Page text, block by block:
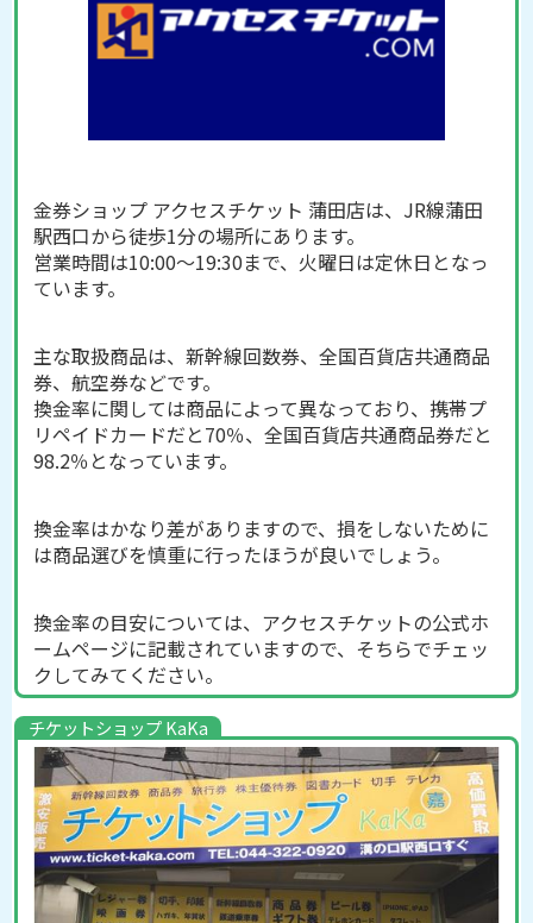
金券ショップ アクセスチケット 蒲田店は、JR線蒲田
駅西口から徒歩1分の場所にあります。
営業時間は10:00～19:30まで、火曜日は定休日となっ
ています。
主な取扱商品は、新幹線回数券、全国百貨店共通商品
券、航空券などです。
換金率に関しては商品によって異なっており、携帯プ
リペイドカードだと70％、全国百貨店共通商品券だと
98.2％となっています。
換金率はかなり差がありますので、損をしないために
は商品選びを慎重に行ったほうが良いでしょう。
換金率の目安については、アクセスチケットの公式ホ
ームページに記載されていますので、そちらでチェッ
クしてみてください。
チケットショップ KaKa